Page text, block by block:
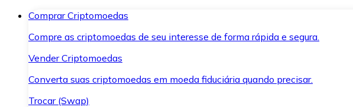
Comprar Criptomoedas
Compre as criptomoedas de seu interesse de forma rápida e segura.
Vender Criptomoedas
Converta suas criptomoedas em moeda fiduciária quando precisar.
Trocar (Swap)